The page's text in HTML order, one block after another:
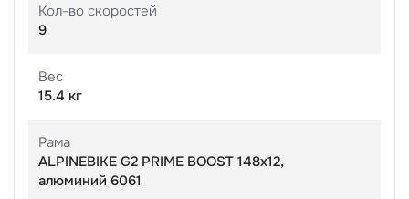
Кол-во скоростей
9
Вес
15.4 кг
Рама
ALPINEBIKE G2 PRIME BOOST 148х12,
алюминий 6061